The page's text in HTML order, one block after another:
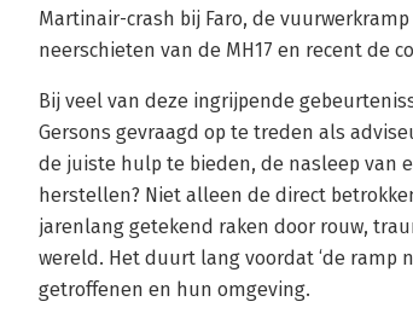
Martinair-crash bij Faro, de
neerschieten van de MH17 en recent de
Bij veel van deze ingrijpende
Gersons gevraagd op te treden als
de juiste hulp te bieden, de nasleep van
herstellen? Niet alleen de direct
jarenlang getekend raken door rouw,
wereld. Het duurt lang voordat ‘de ramp
getroffenen en hun omgeving.